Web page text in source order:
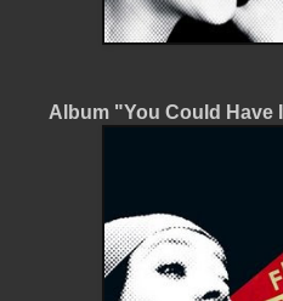
Album "You Could Have